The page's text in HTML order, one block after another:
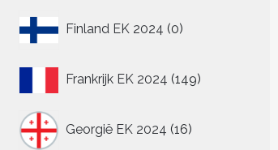
Finland EK 2024 0
producten
Frankrijk EK 2024 149149
Georgië EK 2024 16
producten